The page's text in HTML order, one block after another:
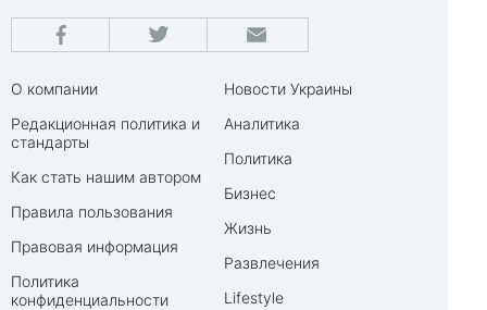
О компании
Редакционная политика и
стандарты
Как стать нашим автором
Правила пользования
Правовая информация
Политика
конфиденциальности
Новости Украины
Аналитика
Политика
Бизнес
Жизнь
Развлечения
Lifestyle